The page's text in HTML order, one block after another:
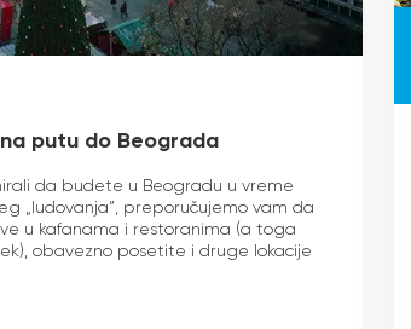
putu do Beograda
da budete u Beogradu u vreme
„ludovanja”, preporučujemo vam da
u kafanama i restoranima (a toga
obavezno posetite i druge lokacije